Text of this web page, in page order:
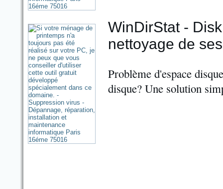
WinDirStat -
nettoyage de
Problème d'espace
disque? Une solution